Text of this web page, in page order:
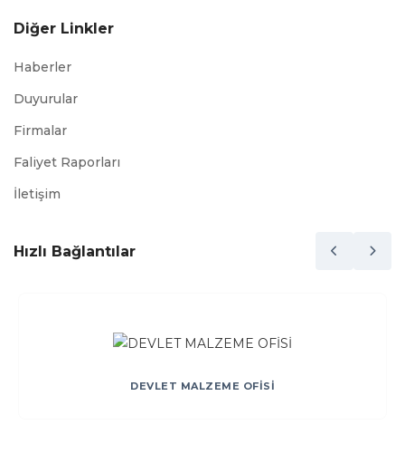
Diğer Linkler
Haberler
Duyurular
Firmalar
Faliyet Raporları
İletişim
Hızlı Bağlantılar
DEVLET MALZEME OFİSİ